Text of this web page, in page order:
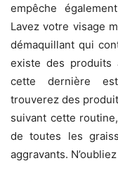
empêche
Lavez votre visage
démaquillant qui
existe des produits
cette dernière
trouverez des
suivant cette
de toutes les
aggravants.